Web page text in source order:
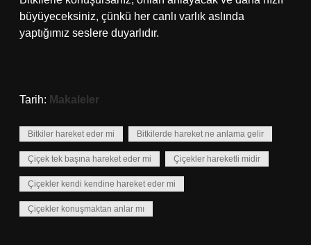
büyüyeceksiniz, çünkü her canlı varlık aslında
yaptığımız seslere duyarlıdır.
Tarih: Makaleler
Bitkiler hareket eder mi Bitkilerde hareket ne anlama gelir
Çiçek tek başına hareket eder mi Çiçekler hareketli midir
Çiçekler kendi kendine hareket eder mi
Çiçekler konuşmaktan anlar mı